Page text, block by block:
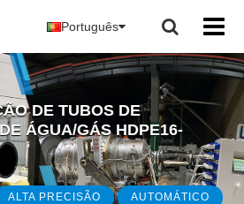
Português
DE TUBOS DE
ÁGUA/GÁS HDPE16-
ALTA PRECISÃO AUTOMÁTICO